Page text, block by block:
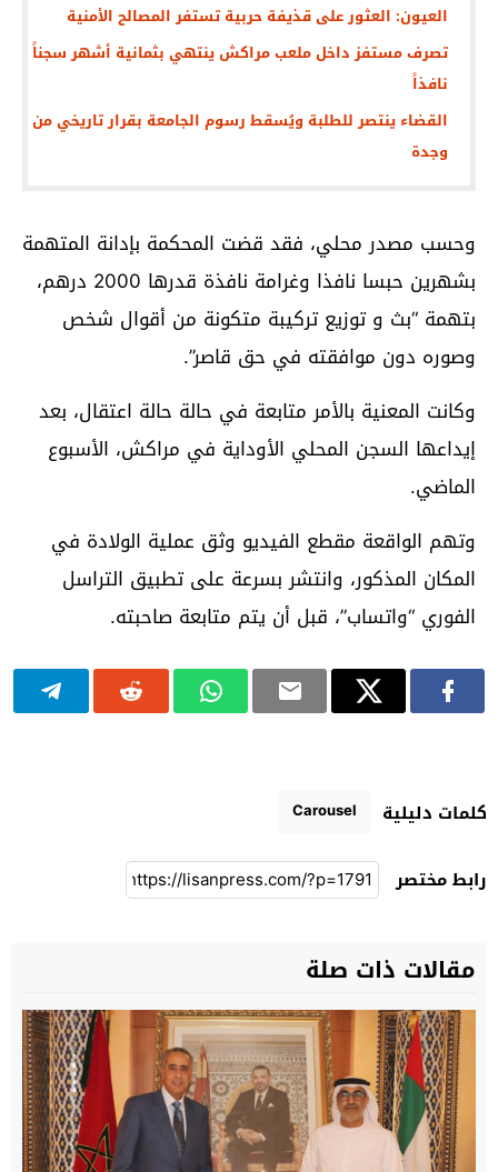
العيون: العثور على قذيفة حربية تستفر المصالح الأمنية
تصرف مستفز داخل ملعب مراكش ينتهي بثمانية أشهر سجناً
نافذاً
القضاء ينتصر للطلبة ويُسقط رسوم الجامعة بقرار تاريخي من
وجدة
وحسب مصدر محلي، فقد قضت المحكمة بإدانة المتهمة
بشهرين حبسا نافذا وغرامة نافذة قدرها 2000 درهم،
بتهمة “بث و توزيع تركيبة متكونة من أقوال شخص
وصوره دون موافقته في حق قاصر”.
وكانت المعنية بالأمر متابعة في حالة حالة اعتقال، بعد
إيداعها السجن المحلي الأوداية في مراكش، الأسبوع
الماضي.
وتهم الواقعة مقطع الفيديو وثق عملية الولادة في
المكان المذكور، وانتشر بسرعة على تطبيق التراسل
الفوري “واتساب”، قبل أن يتم متابعة صاحبته.
كلمات دليلية Carousel
رابط مختصر
مقالات ذات صلة